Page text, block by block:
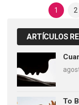
Paginación
De
Entradas
1 2
ARTÍCULOS
To